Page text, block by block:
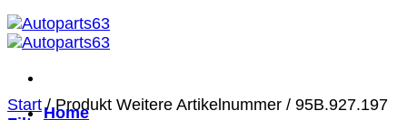
Home
Start /Produkt Weitere Artikelnummer / 95B.927.197